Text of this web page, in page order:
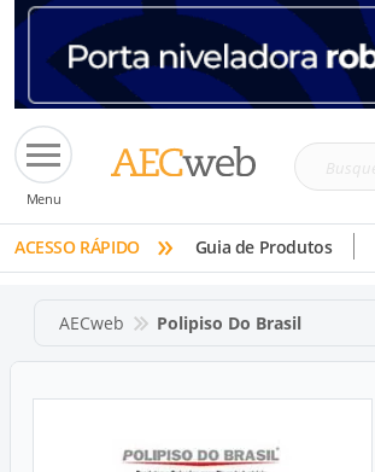
Menu
Busque
tinta,
etc
ACESSO RÁPIDO » Guia de Produtos
AECweb Polipiso Do Brasil